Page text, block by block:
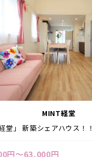
MINT経堂
堂」 新築シェアハウス！！
円～63,000円